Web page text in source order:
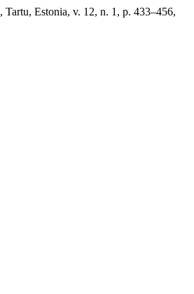
, Tartu, Estonia, v. 12, n. 1, p. 433–456,